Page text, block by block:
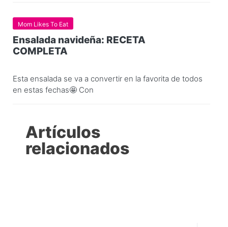
Mom Likes To Eat
Ensalada navideña: RECETA
COMPLETA
Esta ensalada se va a convertir en la favorita de todos
en estas fechas🤩 Con
Artículos
relacionados